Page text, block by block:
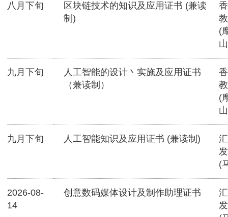
八月下旬
区块链技术的知识及应用证书 (兼读
制)
(
九月下旬
人工智能的设计丶实施及应用证书
（兼读制）
(
九月下旬 人工智能知识及应用证书 (兼读制)
(
2026-08-
14
创意数码媒体设计及制作助理证书